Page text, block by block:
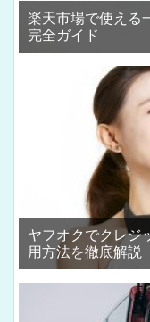
楽天市場で使える
完全ガイド
ヤフオクでクレジ
用方法を徹底解説